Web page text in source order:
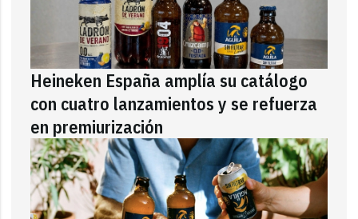
Heineken España amplía su catálogo
con cuatro lanzamientos y se refuerza
en premiurización